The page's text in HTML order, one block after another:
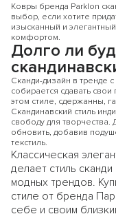
Ковры бренда Parklon
выбор, если хотите
изысканный и
комфортом.
Долго ли
Сканди-дизайн в тренде
собирается сдавать
этом стиле, сдержанны,
Скандинавский стиль
свободу для
обновить, добавив
текстиль.
Классическая
делает стиль
модных трендов.
стиле от бренда
себе и своим